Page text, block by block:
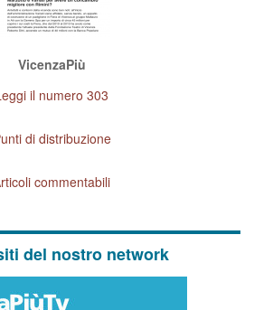
VicenzaPiù
il numero 303
di distribuzione
commentabili
del nostro network